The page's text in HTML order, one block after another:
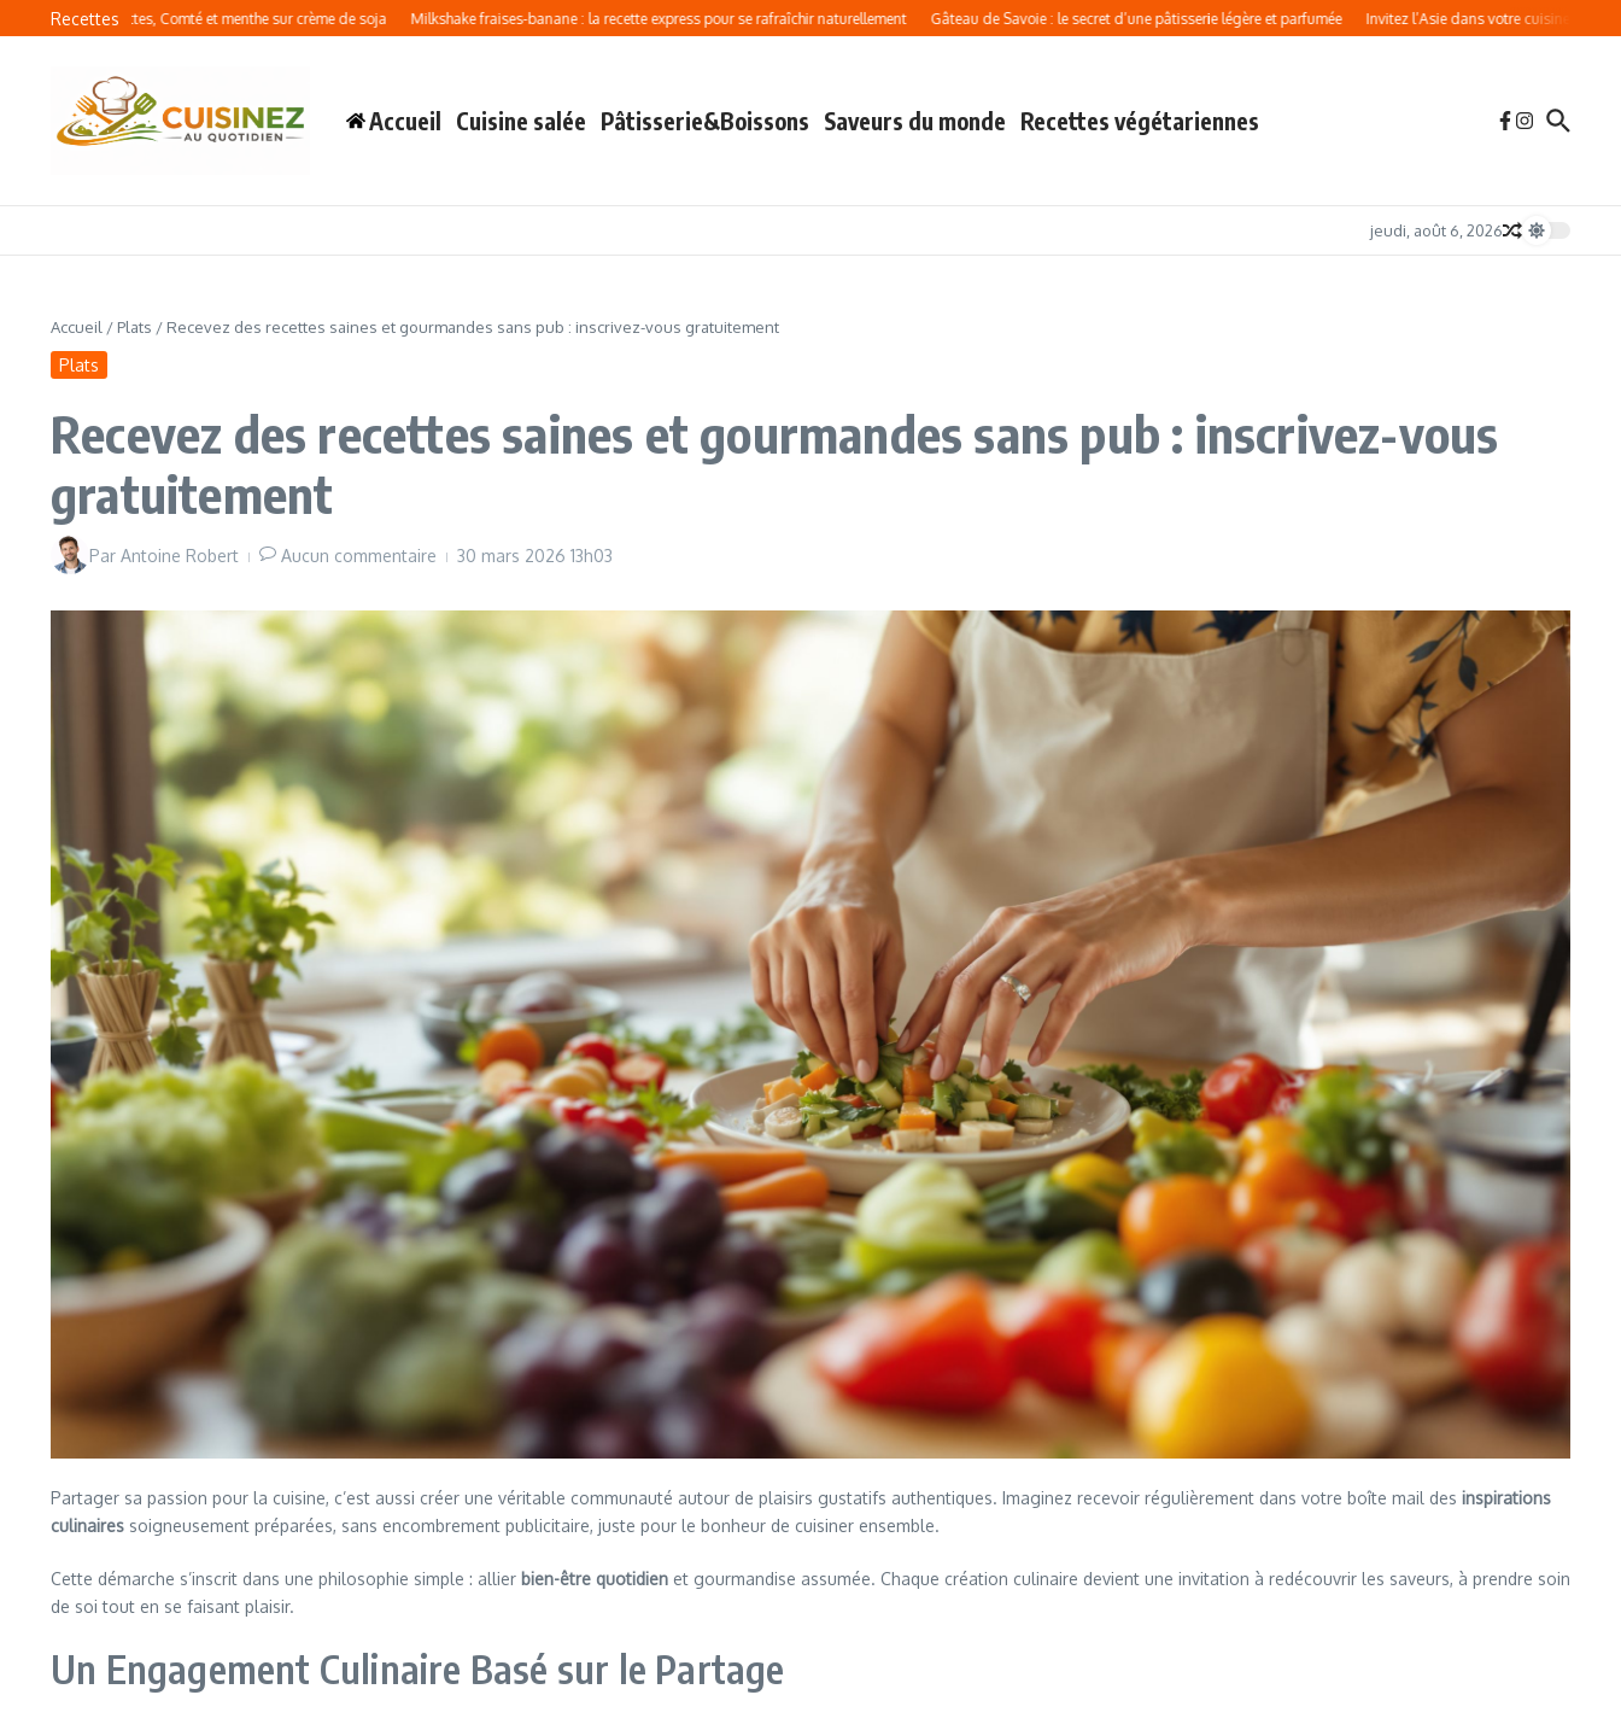
Aller au contenu
Recettes
courgettes, Comté et menthe sur crème de soja Milkshake fraises-banane : la recette express pour se rafraîchir naturellement Gâteau de Savoie : le secret d’une pâtisserie légère et parfumée Invitez l’Asie dans votre cuisine avec ces nouilles
Accueil Cuisine salée Pâtisserie&Boissons Saveurs du monde Recettes végétariennes
jeudi, août 6, 2026
Accueil / Plats / Recevez des recettes saines et gourmandes sans pub : inscrivez-vous gratuitement
Plats
Recevez des recettes saines et gourmandes sans pub : inscrivez-vous
gratuitement
Par Antoine Robert Aucun commentaire 30 mars 2026 13h03
Partager sa passion pour la cuisine, c’est aussi créer une véritable communauté autour de plaisirs gustatifs authentiques. Imaginez recevoir régulièrement dans votre boîte mail des inspirations
culinaires soigneusement préparées, sans encombrement publicitaire, juste pour le bonheur de cuisiner ensemble.
Cette démarche s’inscrit dans une philosophie simple : allier bien-être quotidien et gourmandise assumée. Chaque création culinaire devient une invitation à redécouvrir les saveurs, à prendre soin
de soi tout en se faisant plaisir.
Un Engagement Culinaire Basé sur le Partage